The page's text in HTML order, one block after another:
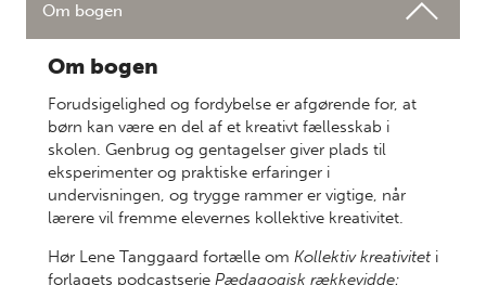
Om bogen
Om bogen
Forudsigelighed og fordybelse er afgørende for, at
børn kan være en del af et kreativt fællesskab i
skolen. Genbrug og gentagelser giver plads til
eksperimenter og praktiske erfaringer i
undervisningen, og trygge rammer er vigtige, når
lærere vil fremme elevernes kollektive kreativitet.
Hør Lene Tanggaard fortælle om Kollektiv kreativitet i
forlagets podcastserie Pædagogisk rækkevidde: